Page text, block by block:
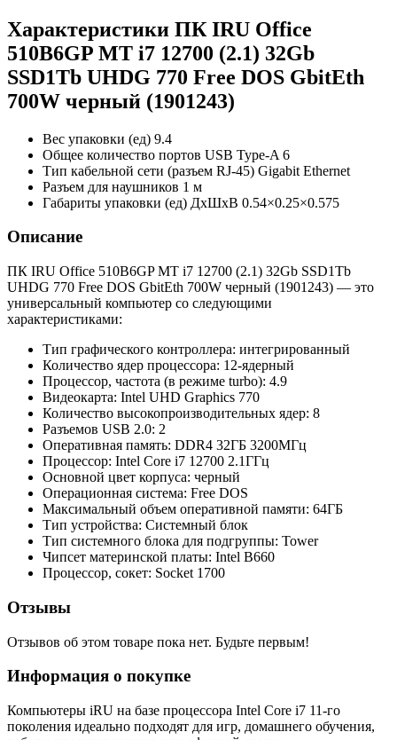
Характеристики ПК IRU Office
510B6GP MT i7 12700 (2.1) 32Gb
SSD1Tb UHDG 770 Free DOS GbitEth
700W черный (1901243)
Вес упаковки (ед) 9.4
Общее количество портов USB Type-A 6
Тип кабельной сети (разъем RJ-45) Gigabit Ethernet
Разъем для наушников 1 м
Габариты упаковки (ед) ДхШхВ 0.54×0.25×0.575
Описание
ПК IRU Office 510B6GP MT i7 12700 (2.1) 32Gb SSD1Tb
UHDG 770 Free DOS GbitEth 700W черный (1901243) — это
универсальный компьютер со следующими
характеристиками:
Тип графического контроллера: интегрированный
Количество ядер процессора: 12-ядерный
Процессор, частота (в режиме turbo): 4.9
Видеокарта: Intel UHD Graphics 770
Количество высокопроизводительных ядер: 8
Разъемов USB 2.0: 2
Оперативная память: DDR4 32ГБ 3200МГц
Процессор: Intel Core i7 12700 2.1ГГц
Основной цвет корпуса: черный
Операционная система: Free DOS
Максимальный объем оперативной памяти: 64ГБ
Тип устройства: Системный блок
Тип системного блока для подгруппы: Tower
Чипсет материнской платы: Intel B660
Процессор, сокет: Socket 1700
Отзывы
Отзывов об этом товаре пока нет. Будьте первым!
Информация о покупке
Компьютеры iRU на базе процессора Intel Core i7 11-го
поколения идеально подходят для игр, домашнего обучения,